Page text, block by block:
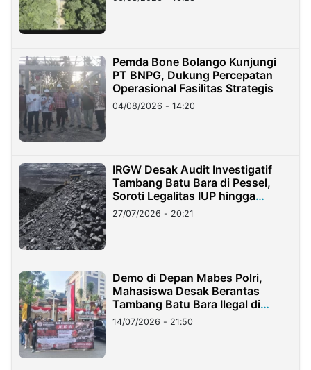
Pemda Bone Bolango Kunjungi
PT BNPG, Dukung Percepatan
Operasional Fasilitas Strategis
04/08/2026 - 14:20
IRGW Desak Audit Investigatif
Tambang Batu Bara di Pessel,
Soroti Legalitas IUP hingga
Stockpile
27/07/2026 - 20:21
Demo di Depan Mabes Polri,
Mahasiswa Desak Berantas
Tambang Batu Bara Ilegal di
Lampung
14/07/2026 - 21:50